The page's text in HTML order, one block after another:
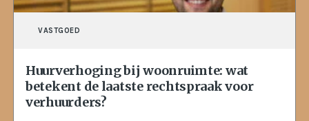
VASTGOED
Huurverhoging bij woonruimte: wat
betekent de laatste rechtspraak voor
verhuurders?